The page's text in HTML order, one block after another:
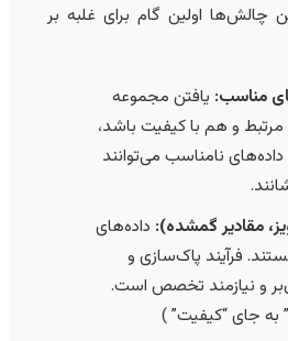
اولین گام برای غلبه بر
یافتن مجموعه
و هم با کیفیت باشد،
نامناسب می‌توانند
گمشده):داده‌های
فرآیند پاک‌سازی و
نیازمند تخصص است.